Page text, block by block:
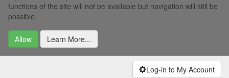
functions of the site will not be available but navigation will still be
possible.
Allow Learn More...
Log-in to My Account